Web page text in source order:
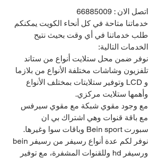
اتصل الان : 66885009
خدماتنا متاحة في كل أنحاء الكويت يمكنكم
طلب خدماتنا في أي وقت بحيث نتيح
الخدمات التالية:
نوفر ضمن محل ستلايت أنواع من ستاند
تلفزيون وشاشات مختلفة الأنواع من بلازما
و LCD وتوفير ستلايتات بمختلف الأنواع
وأهمها ستلايت مركزي.
مع وجود مقوي شبكة مع مقوي سيرفس
مع باقة قنوات وهي اشتراك بي ان
سبورت Bein sport وباقات سوا وغيرها.
ورسيفر hd وللقنوات المشفرة، مع توفير